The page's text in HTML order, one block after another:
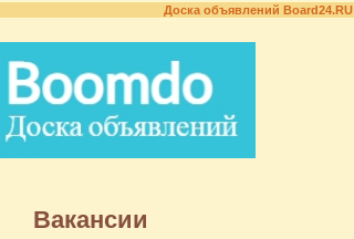
Доска объявлений Board24.RU
Вакансии